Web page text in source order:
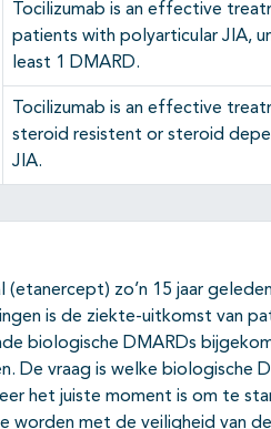
Tocilizumab is an effective
patients with polyarticular JIA,
least 1 DMARD.
Tocilizumab is an effective
steroid resistent or steroid
JIA.
zo’n 15 jaar
is de ziekte-uitkomst van
biologische DMARDs
De vraag is welke biologische
het juiste moment is om te
worden met de veiligheid van